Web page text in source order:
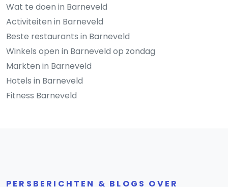
Wat te doen in Barneveld
Activiteiten in Barneveld
Beste restaurants in Barneveld
Winkels open in Barneveld op zondag
Markten in Barneveld
Hotels in Barneveld
Fitness Barneveld
PERSBERICHTEN & BLOGS OVER